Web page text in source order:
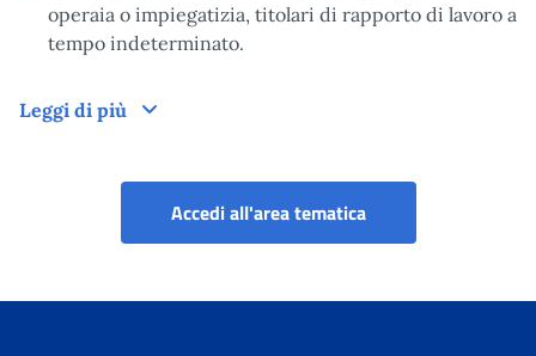
operaia o impiegatizia, titolari di rapporto di lavoro a
tempo indeterminato.
Leggi di più Altre informazioni
Accedi all'area tematicaServizi per i